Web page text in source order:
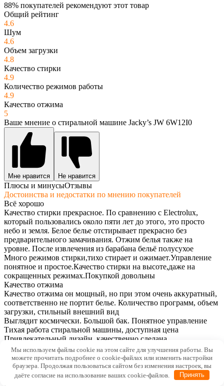
88% покупателей рекомендуют этот товар
Общий рейтинг
4.6
Шум
4.6
Объем загрузки
4.8
Качество стирки
4.9
Количество режимов работы
4.9
Качество отжима
5
Ваше мнение о стиральной машине Jacky’s JW 6W12I0
Мне нравится Не нравится
Плюсы и минусыОтзывы
Достоинства и недостатки по мнению покупателей
Всё хорошо
Качество стирки прекрасное. По сравнению с Electrolux,
который пользовались около пяти лет до этого, это просто
небо и земля. Белое белье отстирывает прекрасно без
предварительного замачивания. Отжим белья также на
уровне. После извлечения из барабана бельё полусухое
Много режимов стирки,тихо стирает и ожимает.Управление
понятное и простое.Качество стирки на высоте,даже на
сокращенных режимах.Покупкой довольны
Качество отжима
Качество отжима он мощный, но при этом очень аккуратный,
соответственно не портит белье. Количество программ, объем
загрузки, стильный внешний вид
Выглядит космически. Большой бак. Понятное управление
Тихая работа стиральной машины, доступная цена
Привлекательный дизайн, качественно сделана
Мощность отжима, очень стильный внешний вид, объем
загрузки
Внешний вид ,пластик лучше чем у Бош , качество стирки
неплохое
Есть все подходящий функции для разного вида стирки белья
Мы используем файлы cookie на этом сайте для улучшения работы. Вы
можете прочитать подробнее о cookie-файлах или изменить настройки
браузера. Продолжая пользоваться сайтом без изменения настроек, вы
даёте согласие на использование ваших cookie-файлов.
Принять